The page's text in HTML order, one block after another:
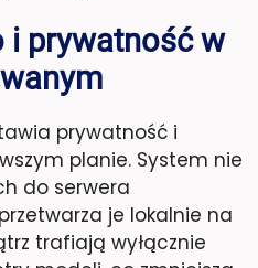
i prywatność w
prywatność i
planie. System nie
do serwera
je lokalnie na
trafiają wyłącznie